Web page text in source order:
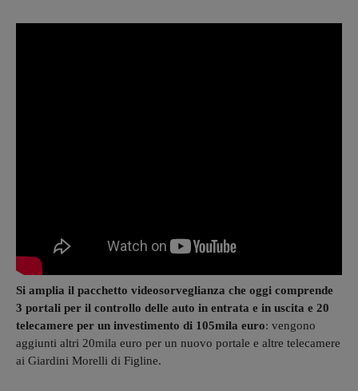
Si amplia il pacchetto videosorveglianza che oggi comprende
3 portali per il controllo delle auto in entrata e in uscita e 20
telecamere per un investimento di 105mila euro: vengono
aggiunti altri 20mila euro per un nuovo portale e altre telecamere
ai Giardini Morelli di Figline.